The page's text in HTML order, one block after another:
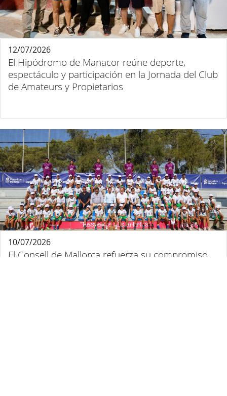
El Hipódromo de Manacor reúne deporte,
espectáculo y participación en la Jornada del Club
de Amateurs y Propietarios
12/07/2026
El Consell de Mallorca refuerza su compromiso
10/07/2026